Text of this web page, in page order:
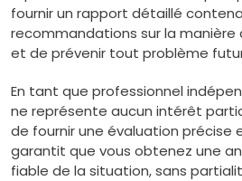
fournir un rapport détaillé
recommandations sur la manière
et de prévenir tout problème
En tant que professionnel
ne représente aucun intérêt
de fournir une évaluation précise
garantit que vous obtenez une
fiable de la situation, sans